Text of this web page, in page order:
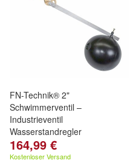
FN-Technik® 2"
Schwimmerventil –
Industrieventil
Wasserstandregler
164,99 €
Kostenloser Versand